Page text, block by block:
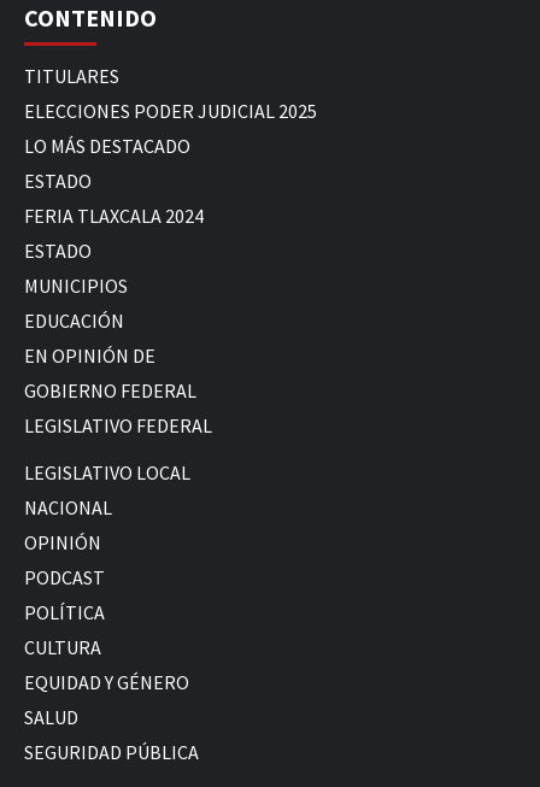
CONTENIDO
TITULARES
ELECCIONES PODER JUDICIAL 2025
LO MÁS DESTACADO
ESTADO
FERIA TLAXCALA 2024
ESTADO
MUNICIPIOS
EDUCACIÓN
EN OPINIÓN DE
GOBIERNO FEDERAL
LEGISLATIVO FEDERAL
LEGISLATIVO LOCAL
NACIONAL
OPINIÓN
PODCAST
POLÍTICA
CULTURA
EQUIDAD Y GÉNERO
SALUD
SEGURIDAD PÚBLICA